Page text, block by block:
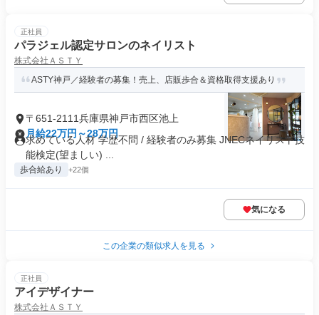
正社員
パラジェル認定サロンのネイリスト
株式会社ＡＳＴＹ
ASTY神戸／経験者の募集！売上、店販歩合＆資格取得支援あり
〒651-2111兵庫県神戸市西区池上
月給22万円～28万円
求めている人材 学歴不問 / 経験者のみ募集 JNECネイリスト技
能検定(望ましい) ...
歩合給あり +22個
気になる
この企業の類似求人を見る
正社員
アイデザイナー
株式会社ＡＳＴＹ